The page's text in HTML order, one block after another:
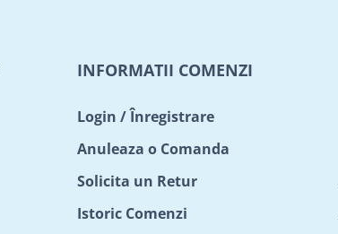
INFORMATII COMENZI
Login / Înregistrare
Anuleaza o Comanda
Solicita un Retur
Istoric Comenzi